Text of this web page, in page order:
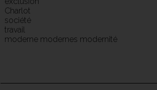
Charlot
société
travail
moderne modernes modernité